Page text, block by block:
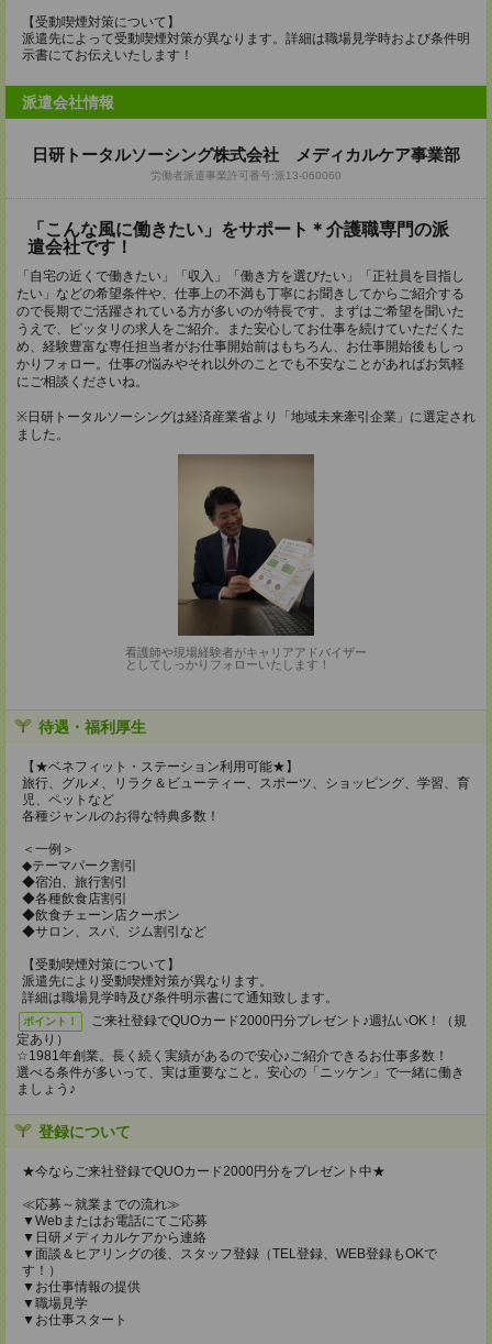
【受動喫煙対策について】
派遣先によって受動喫煙対策が異なります。詳細は職場見学時および条件明
示書にてお伝えいたします！
派遣会社情報
日研トータルソーシング株式会社 メディカルケア事業部
労働者派遣事業許可番号:派13-060060
「こんな風に働きたい」をサポート＊介護職専門の派
遣会社です！
「自宅の近くで働きたい」「収入」「働き方を選びたい」「正社員を目指し
たい」などの希望条件や、仕事上の不満も丁寧にお聞きしてからご紹介する
ので長期でご活躍されている方が多いのが特長です。まずはご希望を聞いた
うえで、ピッタリの求人をご紹介。また安心してお仕事を続けていただくた
め、経験豊富な専任担当者がお仕事開始前はもちろん、お仕事開始後もしっ
かりフォロー。仕事の悩みやそれ以外のことでも不安なことがあればお気軽
にご相談くださいね。
※日研トータルソーシングは経済産業省より「地域未来牽引企業」に選定され
ました。
看護師や現場経験者がキャリアアドバイザー
としてしっかりフォローいたします！
待遇・福利厚生
【★ベネフィット・ステーション利用可能★】
旅行、グルメ、リラク＆ビューティー、スポーツ、ショッピング、学習、育
児、ペットなど
各種ジャンルのお得な特典多数！
＜一例＞
◆テーマパーク割引
◆宿泊、旅行割引
◆各種飲食店割引
◆飲食チェーン店クーポン
◆サロン、スパ、ジム割引など
【受動喫煙対策について】
派遣先により受動喫煙対策が異なります。
詳細は職場見学時及び条件明示書にて通知致します。
ポイント！
ご来社登録でQUOカード2000円分プレゼント♪週払いOK！（規
定あり）
☆1981年創業。長く続く実績があるので安心♪ご紹介できるお仕事多数！
選べる条件が多いって、実は重要なこと。安心の「ニッケン」で一緒に働き
ましょう♪
登録について
★今ならご来社登録でQUOカード2000円分をプレゼント中★
≪応募～就業までの流れ≫
▼Webまたはお電話にてご応募
▼日研メディカルケアから連絡
▼面談＆ヒアリングの後、スタッフ登録（TEL登録、WEB登録もOKで
す！）
▼お仕事情報の提供
▼職場見学
▼お仕事スタート